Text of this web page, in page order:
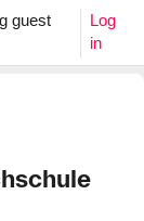
guest
Log
in